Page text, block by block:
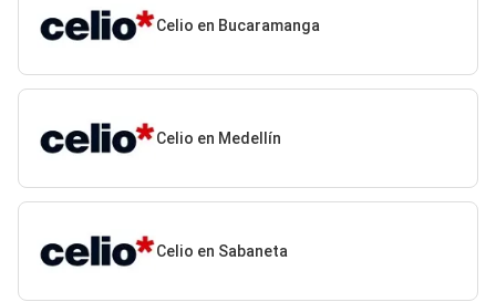
Celio en Bucaramanga
Celio en Medellín
Celio en Sabaneta